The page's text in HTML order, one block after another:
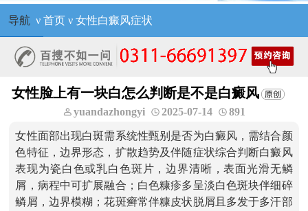
导航 ν 首页ν 女性白癜风症状
女性脸上有一块白怎么判断是不是白癜风
yuandazhongyi 2025-07-14 891
女性面部出现白斑需系统性甄别是否为白癜风，需结合颜
色特征，边界形态，扩散趋势及伴随症状综合判断白癜风
表现为瓷白色或乳白色斑片，边界清晰，表面光滑无鳞
屑，病程中可扩展融合；白色糠疹多呈淡白色斑块伴细碎
鳞屑，边界模糊；花斑癣常伴糠皮状脱屑且多发于多汗部